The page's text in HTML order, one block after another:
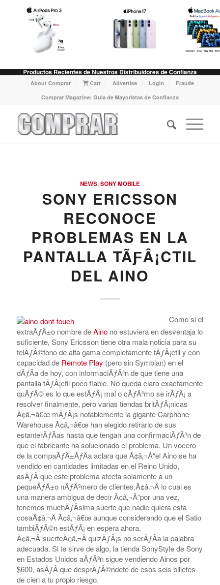
Productos Recientes de Nuestros Distribuidores de Confianza
About Comprar Cart Advertise Login
Fraude
Comprar Magazine: Guia de Mayoristas de Confianza
NEWS,SONY MOBILE
SONY ERICSSON
RECONOCE
PROBLEMAS EN LA
PANTALLA TÃƑÂ¡CTIL
DEL AINO
Como si el
extraÃƒÂ±o nombre deAinono estuviera en desventaja lo
suficiente, Sony Ericsson tiene otra mala noticia para su
telÃƒÂ©fono de alta gama completamente tÃƒÂ¡ctil y con
capacidad de Remote Play (pero sin Symbian) en el
dÃƒÂ­a de hoy, con informaciÃƒÂ³n de que tiene una
pantalla tÃƒÂ¡ctil poco fiable. No queda claro exactamente
quÃƒÂ© es lo que estÃƒÂ¡ mal o cÃƒÂ³mo se irÃƒÂ¡ a
resolver finalmente, pero varias tiendas britÃƒÂ¡nicas
Ã¢â‚¬â€œ mÃƒÂ¡s notablemente la gigante Carphone
Warehouse Ã¢â‚¬â€œ han elegido retirarlo de sus
estanterÃƒÂ­as hasta que tengan una confirmaciÃƒÂ³n de
que el fabricante ha solucionado el problema. Un vocero
de la compaÃƒÂ±ÃƒÂ­a aclara que Ã¢â‚¬Å“el Aino se ha
vendido en cantidades limitadas en el Reino Unido,
asÃƒÂ­ que este problema afecta solamente a un
pequeÃƒÂ±o nÃƒÂºmero de clientes,Ã¢â‚¬Â lo cual es
una manera ambigua de decir Ã¢â‚¬Å“por una vez,
tenemos muchÃƒÂ­sima suerte que nadie quiera esta
cosaÃ¢â‚¬Â Ã¢â‚¬â€œ aunque considerando que el Satio
tambiÃƒÂ©n estÃƒÂ¡ en espera ahora,
Ã¢â‚¬Å“suerteÃ¢â‚¬Â quizÃƒÂ¡s no serÃƒÂ­a la palabra
adecuada. Si te sirve de algo, la tienda SonyStyle de Sony
en Estados Unidos aÃƒÂºn sigue vendiendo Ainos por
$600, asÃƒÂ­ que desprÃƒÂ©ndete de esos seis billetes
de cien a tu propio riesgo.